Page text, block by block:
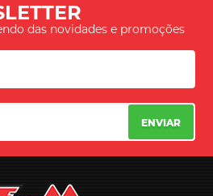
das novidades e promoções
ENVIAR